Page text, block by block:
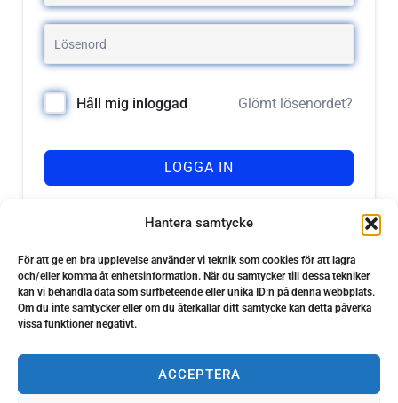
Hantera samtycke
För att ge en bra upplevelse använder vi teknik som cookies för att lagra
och/eller komma åt enhetsinformation. När du samtycker till dessa tekniker
kan vi behandla data som surfbeteende eller unika ID:n på denna webbplats.
Om du inte samtycker eller om du återkallar ditt samtycke kan detta påverka
vissa funktioner negativt.
ACCEPTERA
Håll mig inloggad Glömt lösenordet?
LOGGA IN
Har du inget konto? Registrera dig